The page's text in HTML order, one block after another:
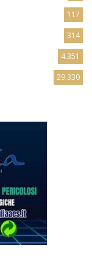
117
314
4.351
29.330